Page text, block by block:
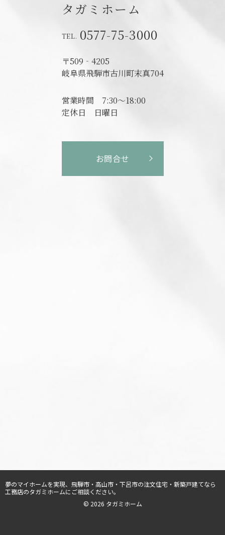
タガミホーム
0577-75-3000
〒509‐4205
岐阜県飛騨市古川町末真704
営業時間 7:30～18:00
定休日
日曜日
お問合せ
© 2026 タガミホーム
夢のマイホームを実現、 飛騨市・高山市・下呂市の注文住宅・新築戸建てなら
工務店のタガミホームにご相談ください。